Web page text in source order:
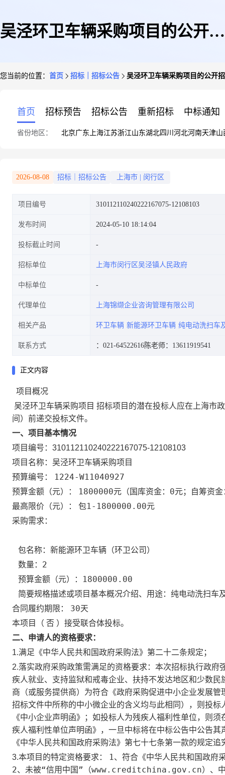
吴泾环卫车辆采购项目的公开招
您当前的位置： 首页 招标｜招标公告 吴泾环卫车辆采购项目的公开
首页 招标预告 招标公告 重新招标 中标通知
省份地区： 北京广东 上海江苏浙江山东湖北四川 河北河南天津山
2026-08-08 招标｜招标公告 上海市 闵行区
项目编号 310112110240222167075-12108103
发布时间 2024-05-10 18:14:04
投标截止时间
招标单位 上海市闵行区吴泾镇人民政府
中标单位
代理单位 上海锦缬企业咨询管理有限公司
相关产品 环卫车辆 新能源环卫车辆 纯电动洗扫车
联系方式 ：021-64522616陈老师：13611919541
正文内容
项目概况
吴泾环卫车辆采购项目 招标项目的潜在投标人应在 上海市
间）前递交投标文件。
一、项目基本情况
项目编号： 310112110240222167075-12108103
项目名称： 吴泾环卫车辆采购项目
预算编号：
1224-W11040927
预算金额（元）： 1800000元 （国库资金：0元；自筹资
最高限价（元）： 包1-1800000.00元
采购需求：
包名称： 新能源环卫车辆（环卫公司）
数量： 2
预算金额（元）： 1800000.00
简要规格描述或项目基本概况介绍、用途： 纯电动洗扫车
合同履约期限： 30天
本项目（ 否 ）接受联合体投标。
二、申请人的资格要求：
1.满足《中华人民共和国政府采购法》第二十二条规定；
2.落实政府采购政策需满足的资格要求： 本次招标执行政府
疾人就业、支持监狱和戒毒企业、扶持不发达地区和少数
商（或服务提供商）为符合《政府采购促进中小企业发展
招标文件中所称的中小微企业的含义均与此相同），则投
《中小企业声明函》；如投标人为残疾人福利性单位，则
疾人福利性单位声明函》，一旦中标将在中标公告中公告
《中华人民共和国政府采购法》第七十七条第一款的规定追
3.本项目的特定资格要求：
1、符合《中华人民共和国政府
2、未被“信用中国”（www.creditchina.gov.cn）、中